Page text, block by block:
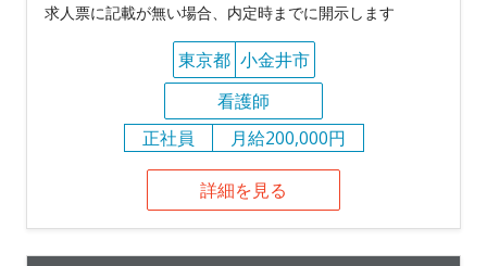
求人票に記載が無い場合、内定時までに開示します
東京都 小金井市
看護師
正社員
月給200,000円
詳細を見る